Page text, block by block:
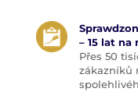
– 15 lat na
Přes 50
zákazníků